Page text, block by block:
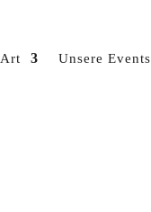
Art Unsere Events